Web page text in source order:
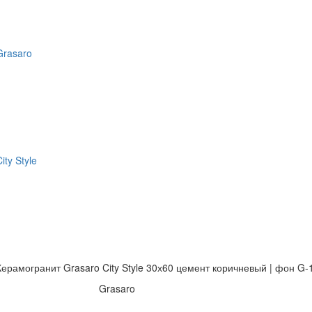
Style
Grasaro City Style 30х60 цемент коричневый | фон
Grasaro